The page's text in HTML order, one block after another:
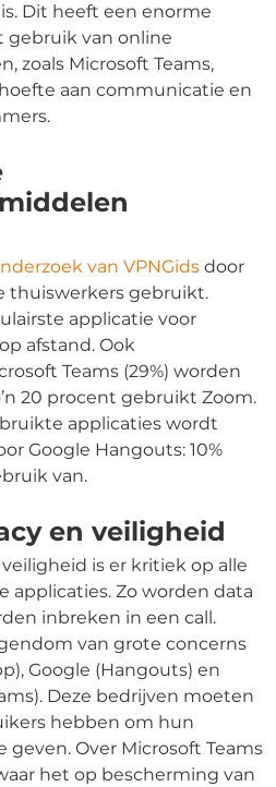
Dit heeft een enorme
gebruik van online
zoals Microsoft Teams,
aan communicatie en
van VPNGids door
thuiswerkers gebruikt.
applicatie voor
afstand. Ook
Teams (29%) worden
20 procent gebruikt Zoom.
applicaties wordt
Google Hangouts: 10%
van.
en veiligheid
is er kritiek op alle
applicaties. Zo worden data
inbreken in een call.
van grote concerns
Google (Hangouts) en
Deze bedrijven moeten
hebben om hun
Over Microsoft Teams
het op bescherming van